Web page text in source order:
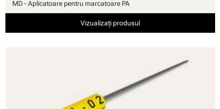
MD - Aplicatoare pentru marcatoare PA
Vizualizați produsul